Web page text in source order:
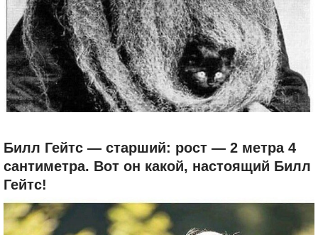
Билл Гейтс — старший: рост — 2 метра 4
сантиметра. Вот он какой, настоящий Билл
Гейтс!